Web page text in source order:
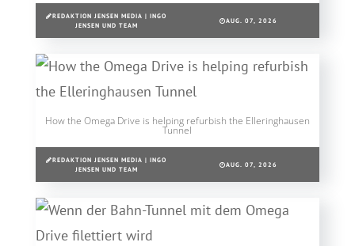
REDAKTION JENSEN MEDIA | INGO
JENSEN UND TEAM
AUG. 07, 2026
How the Omega Drive is helping refurbish the Elleringhausen
Tunnel
REDAKTION JENSEN MEDIA | INGO
JENSEN UND TEAM
AUG. 07, 2026